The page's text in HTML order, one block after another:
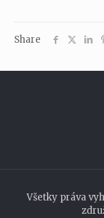
Share
Všetky práva